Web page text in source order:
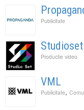
Publicitate
Studioset
Productie video
VML
Publicitate,